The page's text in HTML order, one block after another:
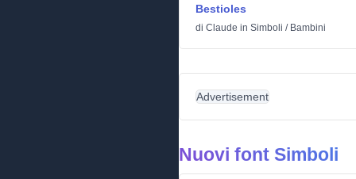
Bestioles
di Claude in Simboli / Bambini
Advertisement
Nuovi font Simboli